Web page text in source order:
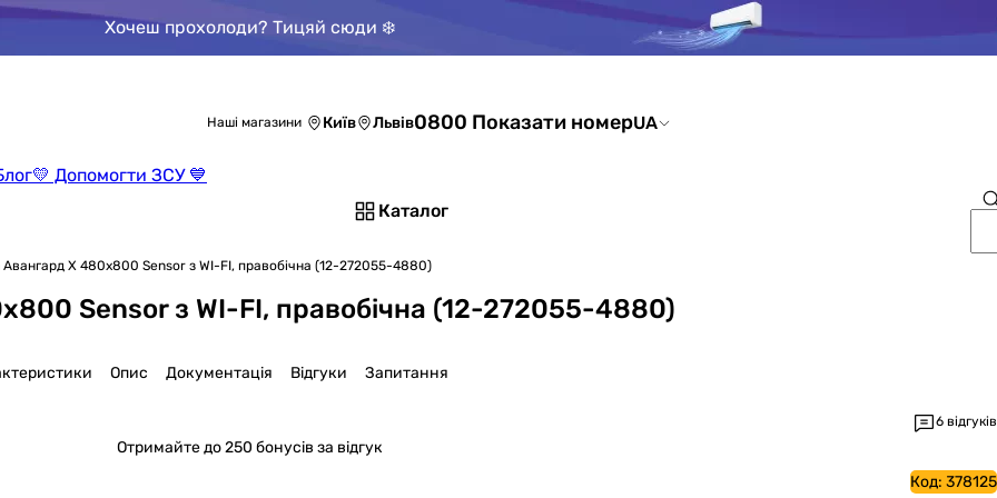
Хочеш прохолоди? Тицяй сюди ❄️
💛 Допомогти ЗСУ 💙
Наші магазини Київ Львів0800 Показати номерUA
Каталог
Авангард X 480x800 Sensor з WI-FI, правобічна (12-272055-4880)
Sensor з WI-FI, правобічна (12-272055-4880)
Опис Документація Відгуки Запитання
6 відгуків
Отримайтедо 250 бонусів за відгук
Код: 378125